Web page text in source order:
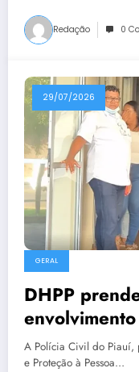
Redação 0
29/07/2026
GERAL
DHPP
em José de
A Polícia Civil do Piauí,
e Proteção à Pessoa…